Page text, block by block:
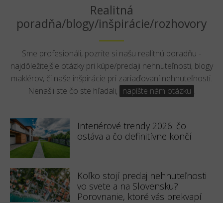
Realitná
poradňa/blogy/inšpirácie/rozhovory
Sme profesionáli, pozrite si našu realitnú poradňu -
najdôležitejšie otázky pri kúpe/predaji nehnuteľnosti, blogy
maklérov, či naše inšpirácie pri zariaďovaní nehnuteľnosti.
Nenašli ste čo ste hľadali, napíšte nám otázku .
Interiérové trendy 2026: čo
ostáva a čo definitívne končí
Koľko stojí predaj nehnuteľnosti
vo svete a na Slovensku?
Porovnanie, ktoré vás prekvapí